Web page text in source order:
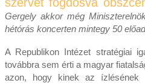
Gergely akkor még
hétórás koncerten mintegy 50
A Republikon Intézet stratégiai
továbbra sem érti a magyar
azon, hogy kinek az